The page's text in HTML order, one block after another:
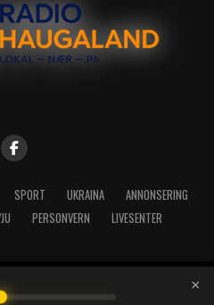
SPORT UKRAINA
ANNONSERING
PERSONVERN LIVESENTER
Haugaland - Haraldsgata 114,
- Telefon: 52717273
×